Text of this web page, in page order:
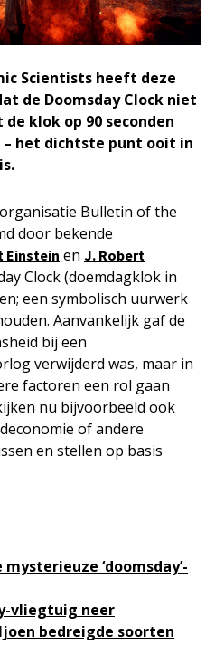
Scientists heeft deze
de Doomsday Clock niet
klok op 90 seconden
het dichtste punt ooit in
Bulletin of the
door bekende
Einstein en J. Robert
Clock (doemdagklok in
een symbolisch uurwerk
Aanvankelijk gaf de
bij een
verwijderd was, maar in
factoren een rol gaan
nu bijvoorbeeld ook
of andere
en stellen op basis
‘doomsday’-
vliegtuig neer
bedreigde soorten